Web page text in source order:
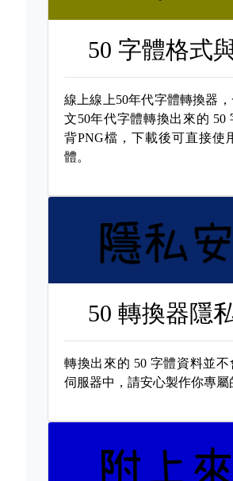
50 字體格式
線上線上50年代字體轉換器
文50年代字體轉換出來的 50
背PNG檔，下載後可直接使
體。
50 轉換器隱
轉換出來的 50 字體資料並
伺服器中，請安心製作你專屬